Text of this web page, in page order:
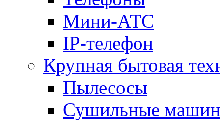
Мини-АТС
IP-телефон
Крупная бытовая
Пылесосы
Сушильные